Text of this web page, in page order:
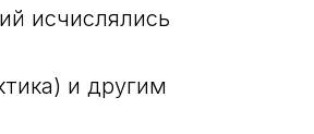
исчислялись
и другим